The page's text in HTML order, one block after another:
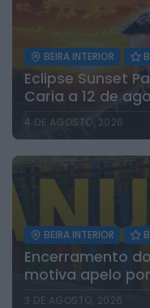
BEIRA INTERIOR
Eclipse Sunset
Caria a 12 de
4 DE AGOSTO, 2026
BEIRA INTERIOR
Encerramento
motiva apelo
3 DE AGOSTO, 2026